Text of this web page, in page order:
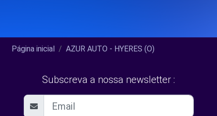
Página inicial AZUR AUTO - HYERES (O)
Subscreva a nossa newsletter :